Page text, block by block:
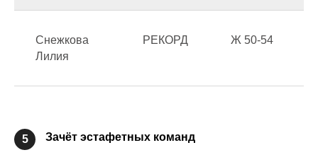
Снежкова
Лилия
РЕКОРД Ж 50-54
5 Зачёт эстафетных команд